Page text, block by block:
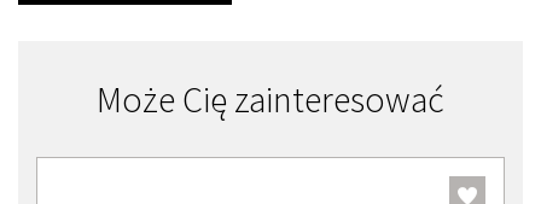
Może Cię zainteresować